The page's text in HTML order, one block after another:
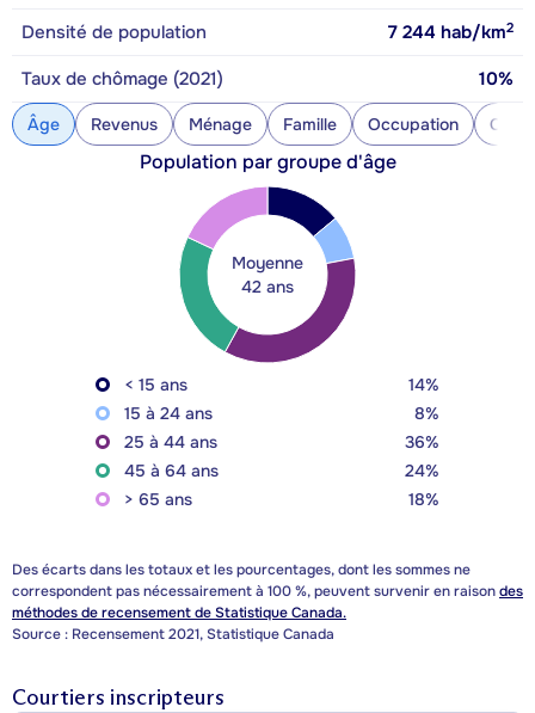
Densité de population 7 244 hab/km2
Taux de chômage (2021) 10%
Âge Revenus Ménage Famille Occupation
Population par groupe d'âge
Moyenne
42 ans
< 15 ans
14%
15 à 24 ans
8%
25 à 44 ans
36%
45 à 64 ans
24%
> 65 ans
18%
Des écarts dans les totaux et les pourcentages, dont les sommes ne
correspondent pas nécessairement à 100 %, peuvent survenir en raisondes
méthodes de recensement de Statistique Canada.
Source : Recensement 2021, Statistique Canada
Courtiers inscripteurs